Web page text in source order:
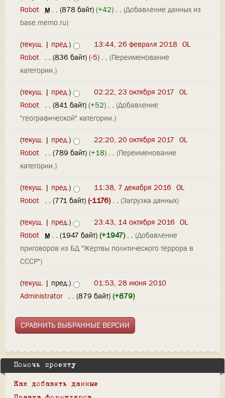
Robot ‎м . . (878 байт) (+42) . . (Добавление данных из
base.memo.ru)
(текущ. | пред.) 13:44, 26 февраля 2018 OL
Robot . . (836 байт) (-5) . . (Переименование
категории.)
(текущ. | пред.) 02:22, 23 октября 2017 OL
Robot . . (841 байт) (+52) . . (Добавление
"географической" категории.)
(текущ. | пред.) 22:20, 20 октября 2017 OL
Robot . . (789 байт) (+18) . . (Переименование
категории.)
(текущ. | пред.) 11:38, 7 декабря 2016 OL
Robot . . (771 байт) (-1176)‎ . . (Загрузка данных)
(текущ. | пред.) 23:43, 14 октября 2016 OL
Robot ‎м . . (1947 байт) (+1947)‎ . . (Добавление
приговоров из БД "Жертвы политического террора в
СССР")
(текущ. | пред.)
01:53, 28 июня 2010
Administrator . . (879 байт) (+879)
Помочь проекту
Как добавить данные